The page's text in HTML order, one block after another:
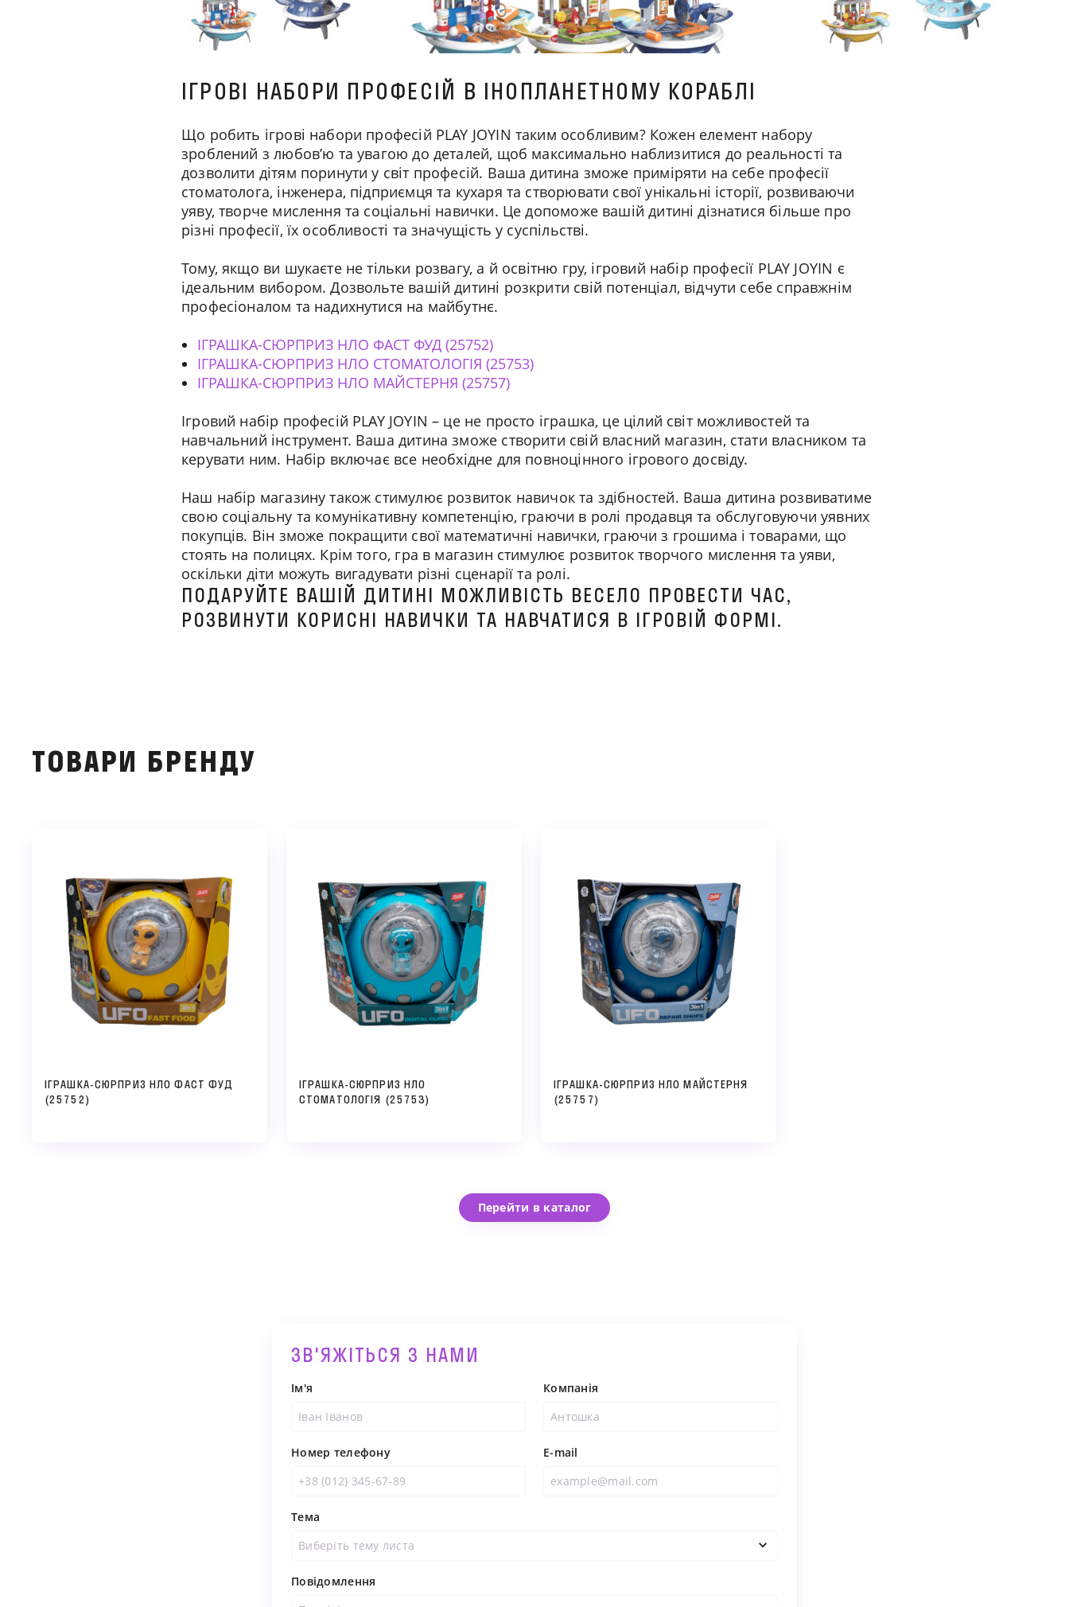
ІГРОВІ НАБОРИ ПРОФЕСІЙ В ІНОПЛАНЕТНОМУ КОРАБЛІ
Що робить ігрові набори професій PLAY JOYIN таким особливим? Кожен елемент набору
зроблений з любов’ю та увагою до деталей, щоб максимально наблизитися до реальності та
дозволити дітям поринути у світ професій. Ваша дитина зможе приміряти на себе професії
стоматолога, інженера, підприємця та кухаря та створювати свої унікальні історії, розвиваючи
уяву, творче мислення та соціальні навички. Це допоможе вашій дитині дізнатися більше про
різні професії, їх особливості та значущість у суспільстві.
Тому, якщо ви шукаєте не тільки розвагу, а й освітню гру, ігровий набір професії PLAY JOYIN є
ідеальним вибором. Дозвольте вашій дитині розкрити свій потенціал, відчути себе справжнім
професіоналом та надихнутися на майбутнє.
ІГРАШКА-СЮРПРИЗ НЛО ФАСТ ФУД (25752)
ІГРАШКА-СЮРПРИЗ НЛО СТОМАТОЛОГІЯ (25753)
ІГРАШКА-СЮРПРИЗ НЛО МАЙСТЕРНЯ (25757)
Ігровий набір професій PLAY JOYIN – це не просто іграшка, це цілий світ можливостей та
навчальний інструмент. Ваша дитина зможе створити свій власний магазин, стати власником та
керувати ним. Набір включає все необхідне для повноцінного ігрового досвіду.
Наш набір магазину також стимулює розвиток навичок та здібностей. Ваша дитина розвиватиме
свою соціальну та комунікативну компетенцію, граючи в ролі продавця та обслуговуючи уявних
покупців. Він зможе покращити свої математичні навички, граючи з грошима і товарами, що
стоять на полицях. Крім того, гра в магазин стимулює розвиток творчого мислення та уяви,
оскільки діти можуть вигадувати різні сценарії та ролі.
ПОДАРУЙТЕ ВАШІЙ ДИТИНІ МОЖЛИВІСТЬ ВЕСЕЛО ПРОВЕСТИ ЧАС,
РОЗВИНУТИ КОРИСНІ НАВИЧКИ ТА НАВЧАТИСЯ В ІГРОВІЙ ФОРМІ.
ТОВАРИ БРЕНДУ
ІГРАШКА-СЮРПРИЗ НЛО ФАСТ ФУД
(25752)
ІГРАШКА-СЮРПРИЗ НЛО
СТОМАТОЛОГІЯ (25753)
ІГРАШКА-СЮРПРИЗ НЛО МАЙСТЕРНЯ
(25757)
Перейти в каталог
ЗВ'ЯЖІТЬСЯ З НАМИ
Ім'я Компанія
Номер телефону E-mail
Тема
Виберіть тему листа
Повідомлення
Ми зв'яжемося з вами найближчим часом